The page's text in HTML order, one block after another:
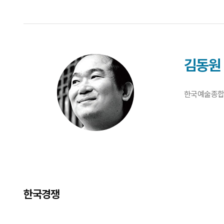
김동원
한국예술종
한국경쟁